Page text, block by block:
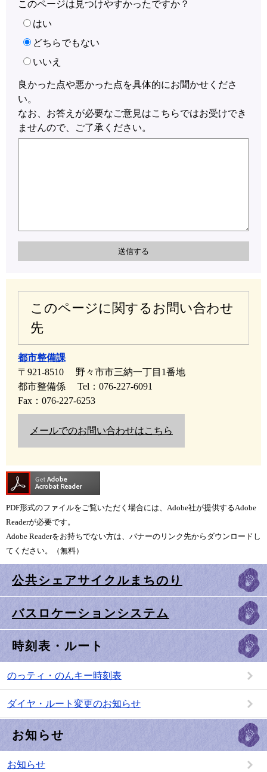
このページは見つけやすかったですか？
はい
どちらでもない
いいえ
良かった点や悪かった点を具体的にお聞かせくださ
い。
なお、お答えが必要なご意見はこちらではお受けでき
ませんので、ご了承ください。
このページに関するお問い合わせ
先
都市整備課
〒921-8510
野々市市三納一丁目1番地
都市整備係
Tel：076-227-6091
Fax：076-227-6253
メールでのお問い合わせはこちら
PDF形式のファイルをご覧いただく場合には、Adobe社が提供するAdobe
Readerが必要です。
Adobe Readerをお持ちでない方は、バナーのリンク先からダウンロードし
てください。（無料）
公共シェアサイクルまちのり
バスロケーションシステム
時刻表・ルート
のっティ・のんキー時刻表
ダイヤ・ルート変更のお知らせ
お知らせ
お知らせ